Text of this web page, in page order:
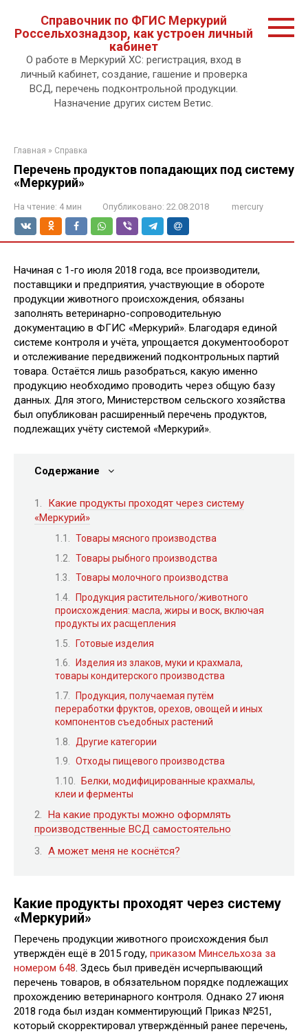
контенту.
Справочник по ФГИС Меркурий
Россельхознадзор, как устроен личный
кабинет
О работе в Меркурий ХС: регистрация, вход в
личный кабинет, создание, гашение и проверка
ВСД, перечень подконтрольной продукции.
Назначение других систем Ветис.
Главная » Справка
Перечень продуктов попадающих под систему
«Меркурий»
На чтение: 4 мин Опубликовано: 22.08.2018 mercury
Начиная с 1-го июля 2018 года, все производители,
поставщики и предприятия, участвующие в обороте
продукции животного происхождения, обязаны
заполнять ветеринарно-сопроводительную
документацию в ФГИС «Меркурий». Благодаря единой
системе контроля и учёта, упрощается документооборот
и отслеживание передвижений подконтрольных партий
товара. Остаётся лишь разобраться, какую именно
продукцию необходимо проводить через общую базу
данных. Для этого, Министерством сельского хозяйства
был опубликован расширенный перечень продуктов,
подлежащих учёту системой «Меркурий».
Содержание
Какие продукты проходят через систему
«Меркурий»
Товары мясного производства
Товары рыбного производства
Товары молочного производства
Продукция растительного/животного
происхождения: масла, жиры и воск, включая
продукты их расщепления
Готовые изделия
Изделия из злаков, муки и крахмала,
товары кондитерского производства
Продукция, получаемая путём
переработки фруктов, орехов, овощей и иных
компонентов съедобных растений
Другие категории
Отходы пищевого производства
Белки, модифицированные крахмалы,
клеи и ферменты
На какие продукты можно оформлять
производственные ВСД самостоятельно
А может меня не коснётся?
Какие продукты проходят через систему
«Меркурий»
Перечень продукции животного происхождения был
утверждён ещё в 2015 году, приказом Минсельхоза за
номером 648. Здесь был приведён исчерпывающий
перечень товаров, в обязательном порядке подлежащих
прохождению ветеринарного контроля. Однако 27 июня
2018 года был издан комментирующий Приказ №251,
который скорректировал утверждённый ранее перечень,